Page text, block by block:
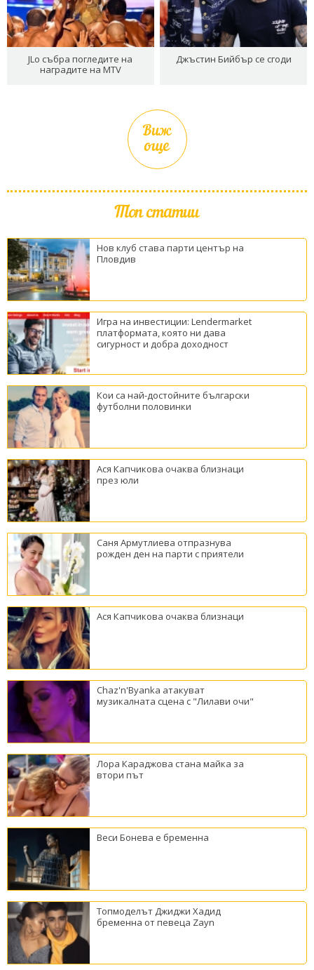
JLo събра погледите на
наградите на MTV
Джъстин Бийбър се сгоди
Виж
още
Топ статии
Нов клуб става парти център на
Пловдив
Игра на инвестиции: Lendermarket
платформата, която ни дава
сигурност и добра доходност
Кои са най-достойните български
футболни половинки
Ася Капчикова очаква близнаци
през юли
Саня Армутлиева отпразнува
рожден ден на парти с приятели
Ася Капчикова очаква близнаци
Chaz'n'Byanka атакуват
музикалната сцена с "Лилави очи"
Лора Караджова стана майка за
втори път
Веси Бонева е бременна
Топмоделът Джиджи Хадид
бременна от певеца Zayn